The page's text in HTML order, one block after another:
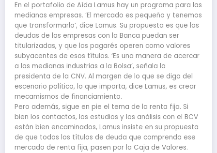
En el portafolio de Aída Lamus hay un programa para las
medianas empresas. ‘El mercado es pequeño y tenemos
que transformarlo’, dice Lamus. Su propuesta es que las
deudas de las empresas con la Banca puedan ser
titularizadas, y que los pagarés operen como valores
subyacentes de esos títulos. ‘Es una manera de acercar
a las medianas industrias a la Bolsa’, señala la
presidenta de la CNV. Al margen de lo que se diga del
escenario político, lo que importa, dice Lamus, es crear
mecamismos de financiamiento.
Pero además, sigue en pie el tema de la renta fija. Si
bien los contactos, los estudios y los análisis con el BCV
están bien encaminados, Lamus insiste en su propuesta
de que todos los títulos de deuda que comprenda ese
mercado de renta fija, pasen por la Caja de Valores.